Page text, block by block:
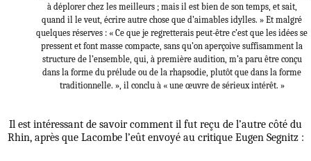
à déplorer chez les meilleurs ; mais il est bien de son temps, et sait,
quand il le veut, écrire autre chose que d’aimables idylles. » Et malgré
quelques réserves : « Ce que je regretterais peut-être c’est que les idées se
pressent et font masse compacte, sans qu’on aperçoive suffisamment la
structure de l’ensemble, qui, à première audition, m’a paru être conçu
dans la forme du prélude ou de la rhapsodie, plutôt que dans la forme
traditionnelle. », il conclu à « une œuvre de sérieux intérêt. »
Il est intéressant de savoir comment il fut reçu de l’autre côté du
Rhin, après que Lacombe l’eût envoyé au critique Eugen Segnitz :